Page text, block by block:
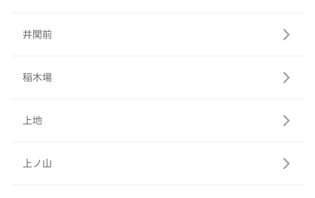
井関前
稲木場
上地
上ノ山